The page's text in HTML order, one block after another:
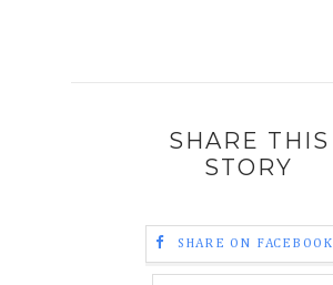
SHARE THIS
STORY
SHARE ON FACEBOOK